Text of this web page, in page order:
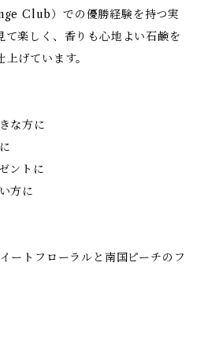
Club）での優勝経験を持つ実
て楽しく、香りも心地よい石鹸を
げています。
な方に
ントに
方に
ートフローラルと南国ピーチのフ